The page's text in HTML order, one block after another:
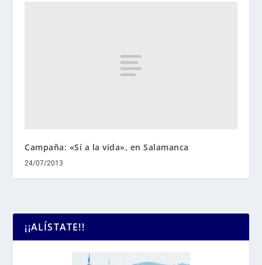
Campaña: «Sí a la vida», en Salamanca
24/07/2013
¡¡ALÍSTATE!!